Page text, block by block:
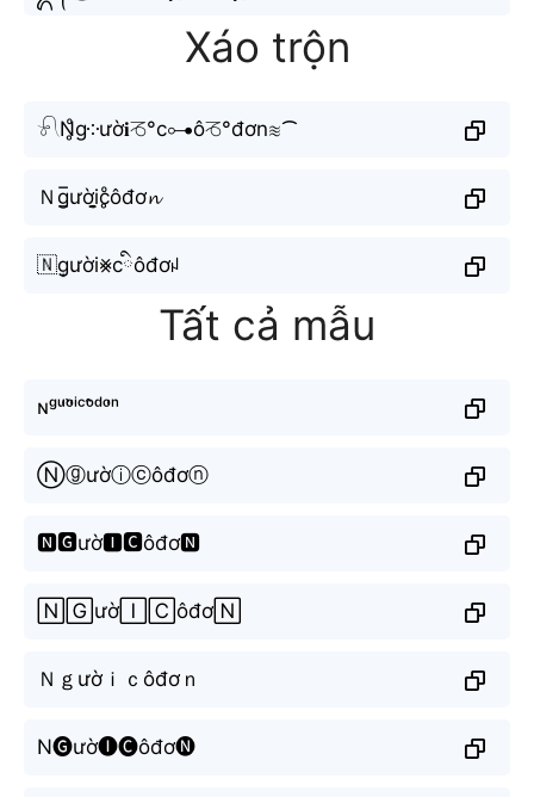
Xáo trộn
𓍯N̥ͦg༶ườ𝐢♑︎°c⊶ô♑︎°đơn≋⁀
Ｎg̲̅ười̬̤̯c̥ͦôđơ𝓷
🇳g͙ười⨳cིôđơꈤ
Tất cả mẫu
ɴᵍᵘ̛ᵒ̛̀ⁱᶜᵒ̂ᵈᵒ̛ⁿ
Ⓝⓖườⓘⓒôđơⓝ
🅽🅶ườ🅸🅲ôđơ🅽
🄽🄶ườ🄸🄲ôđơ🄽
Ｎｇườｉｃôđơｎ
N🅖ườ🅘🅒ôđơ🅝